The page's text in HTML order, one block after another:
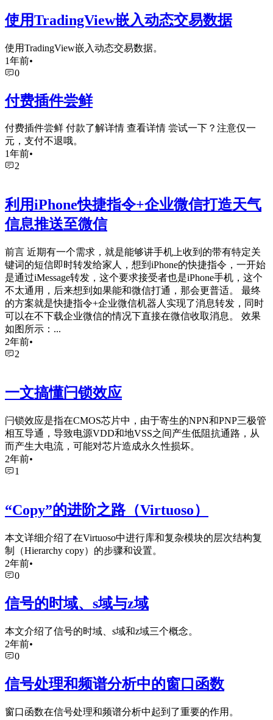
使用TradingView嵌入动态交易数据
使用TradingView嵌入动态交易数据。
1年前•
0
付费插件尝鲜
付费插件尝鲜 付款了解详情 查看详情 尝试一下？注意仅一
元，支付不退哦。
1年前•
2
利用iPhone快捷指令+企业微信打造天气
信息推送至微信
前言 近期有一个需求，就是能够讲手机上收到的带有特定关
键词的短信即时转发给家人，想到iPhone的快捷指令，一开始
是通过iMessage转发，这个要求接受者也是iPhone手机，这个
不太通用，后来想到如果能和微信打通，那会更普适。 最终
的方案就是快捷指令+企业微信机器人实现了消息转发，同时
可以在不下载企业微信的情况下直接在微信收取消息。 效果
如图所示：...
2年前•
2
一文搞懂闩锁效应
闩锁效应是指在CMOS芯片中，由于寄生的NPN和PNP三极管
相互导通，导致电源VDD和地VSS之间产生低阻抗通路，从
而产生大电流，可能对芯片造成永久性损坏。
2年前•
1
“Copy”的进阶之路（Virtuoso）
本文详细介绍了在Virtuoso中进行库和复杂模块的层次结构复
制（Hierarchy copy）的步骤和设置。
2年前•
0
信号的时域、s域与z域
本文介绍了信号的时域、s域和z域三个概念。
2年前•
0
信号处理和频谱分析中的窗口函数
窗口函数在信号处理和频谱分析中起到了重要的作用。